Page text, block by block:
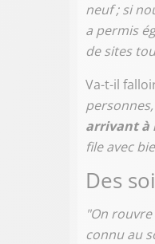
neuf ; si
a permis
de sites
Va-t-il
arrivant à
file avec
Des
"On
connu au